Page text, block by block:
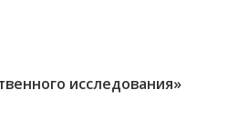
исследования»